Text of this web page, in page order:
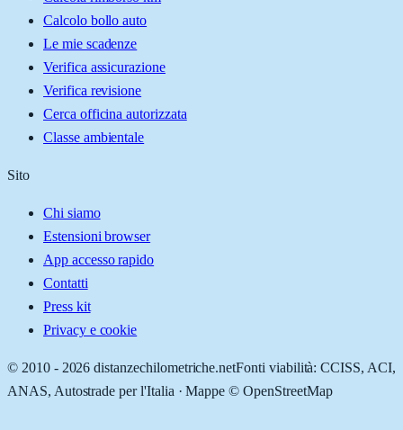
Calcolo bollo auto
Le mie scadenze
Verifica assicurazione
Verifica revisione
Cerca officina autorizzata
Classe ambientale
Sito
Chi siamo
Estensioni browser
App accesso rapido
Contatti
Press kit
Privacy e cookie
© 2010 - 2026 distanzechilometriche.netFonti viabilità: CCISS, ACI,
ANAS, Autostrade per l'Italia · Mappe © OpenStreetMap